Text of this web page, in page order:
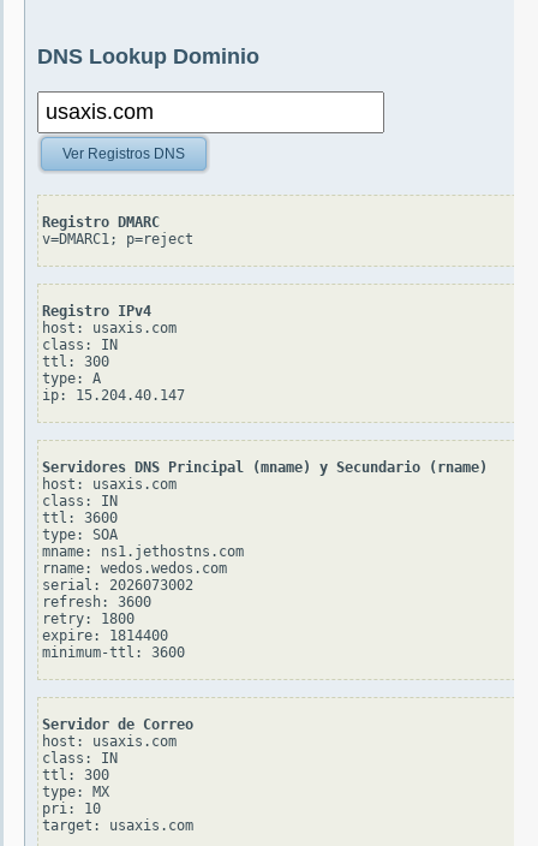
DNS Lookup Dominio
Ver Registros DNS
Registro DMARC
v=DMARC1; p=reject
Registro IPv4
host: usaxis.com
class: IN
ttl: 300
type: A
Servidores DNS Principal (mname) y Secundario (rname)
host: usaxis.com
class: IN
ttl: 3600
type: SOA
mname: ns1.jethostns.com
rname: wedos.wedos.com
serial: 2026073002
refresh: 3600
retry: 1800
expire: 1814400
Servidor de Correo
host: usaxis.com
class: IN
ttl: 300
type: MX
pri: 10